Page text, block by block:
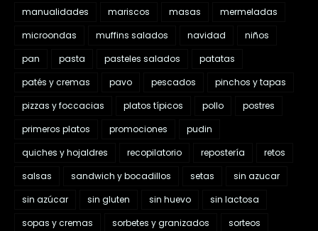
manualidades
mariscos masas
mermeladas
microondas
muffins salados navidad
niños
pan
pasta pasteles salados
patatas
patés y cremas
pavo pescados
pinchos y tapas
pizzas y foccacias
platos típicos pollo
postres
primeros platos
promociones
pudin
quiches y hojaldres
recopilatorio repostería
retos
salsas
sandwich y bocadillos setas
sin azucar
sin azúcar
sin gluten sin huevo
sin lactosa
sopas y cremas
sorbetes y granizados
sorteos